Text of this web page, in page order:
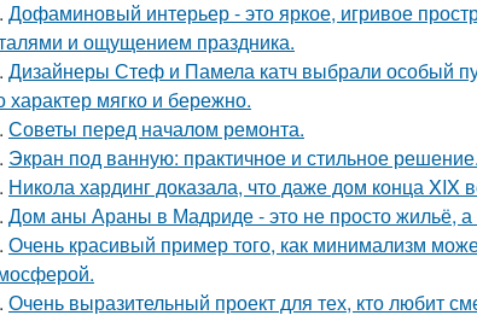
Дофаминовый интерьер - это яркое, игривое
и ощущением праздника.
Дизайнеры Стеф и Памела катч выбрали особый
характер мягко и бережно.
Советы перед началом ремонта.
Экран под ванную: практичное и стильное решение.
Никола хардинг доказала, что даже дом конца XIX
Дом аны Араны в Мадриде - это не просто жильё, а
Очень красивый пример того, как минимализм
Очень выразительный проект для тех, кто любит